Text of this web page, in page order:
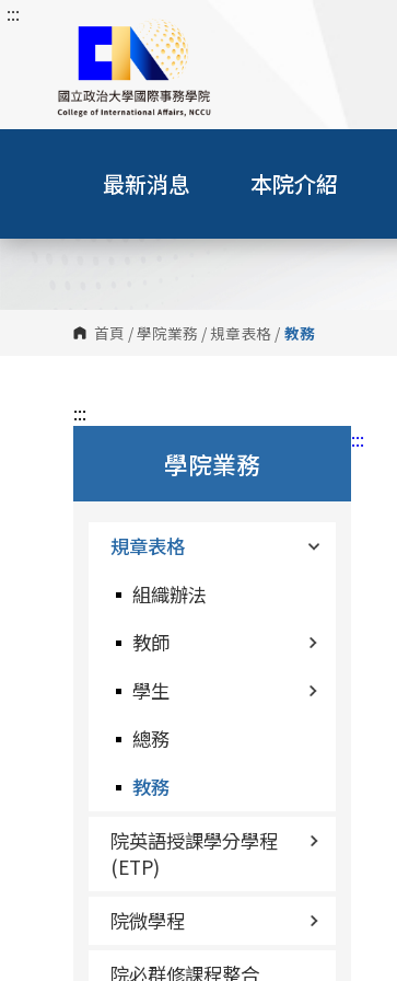
跳
內
:::
最新消息 本院介紹
首頁 /學院業務 /規章表格 / 教務
:::
學院業務
規章表格
組織辦法
教師
學生
總務
教務
院英語授課學分學程
(ETP)
院微學程
院必群修課程整合
:::